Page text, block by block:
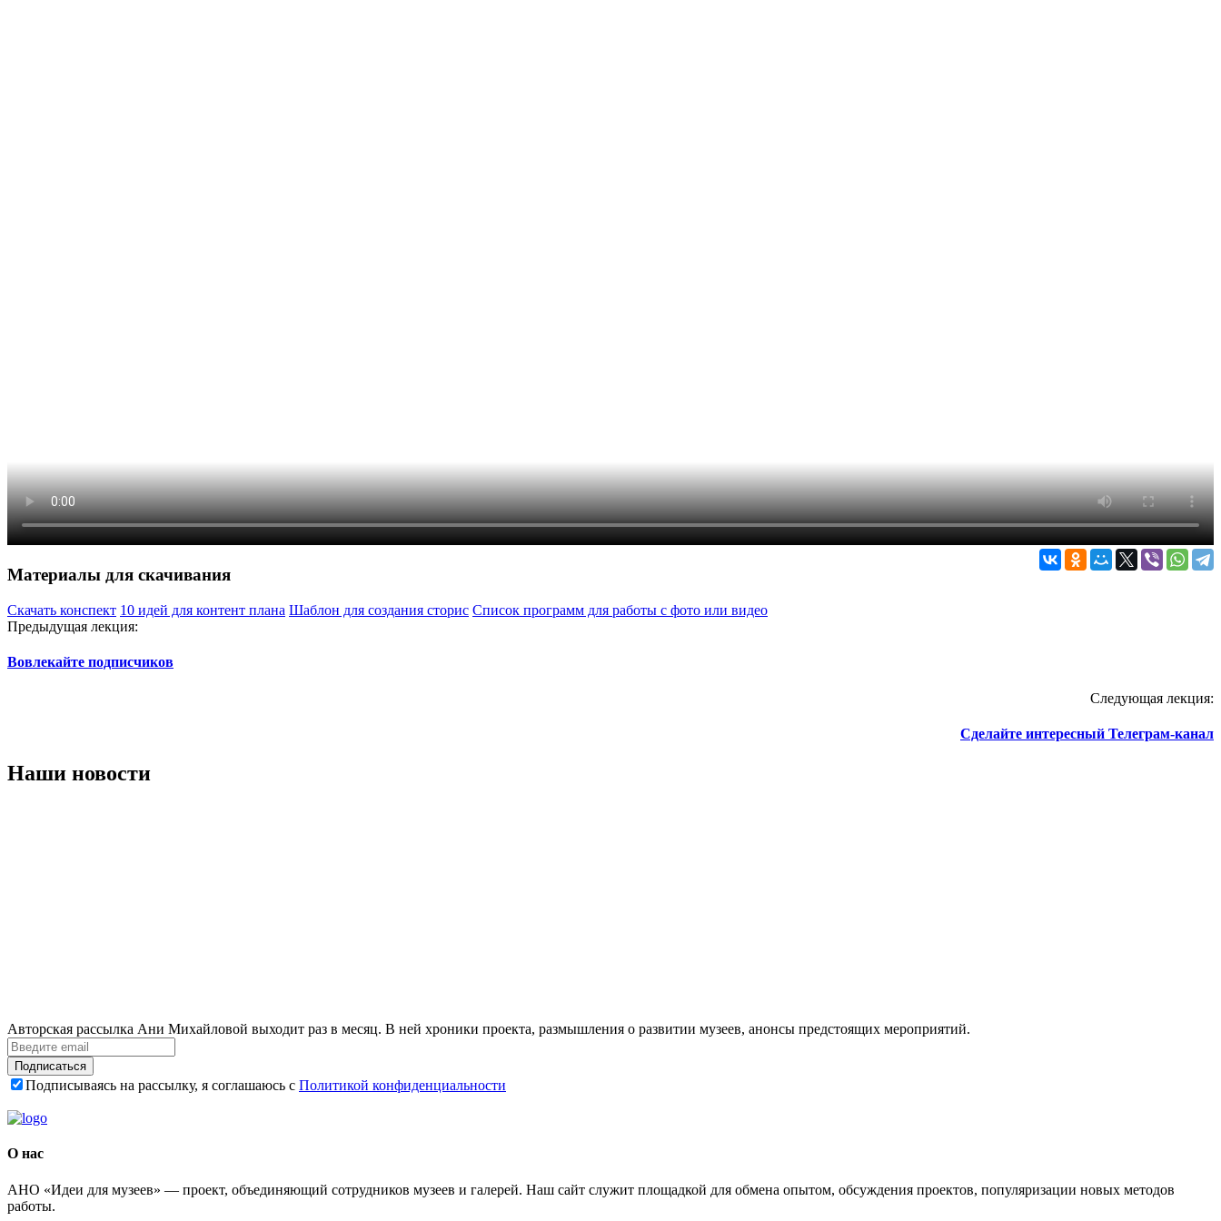
Материалы для скачивания
Скачать конспект 10 идей для контент плана Шаблон для создания сторис Список программ для работы с фото или видео
Предыдущая лекция:
Вовлекайте подписчиков
Следующая лекция:
Сделайте интересный Телеграм-канал
Наши новости
Авторская рассылка Ани Михайловой выходит раз в месяц. В ней хроники проекта, размышления о развитии музеев, анонсы предстоящих мероприятий.
Подписаться
Подписываясь на рассылку, я соглашаюсь с Политикой конфиденциальности
О нас
АНО «Идеи для музеев» — проект, объединяющий сотрудников музеев и галерей. Наш сайт служит площадкой для обмена опытом, обсуждения проектов, популяризации новых методов
работы.